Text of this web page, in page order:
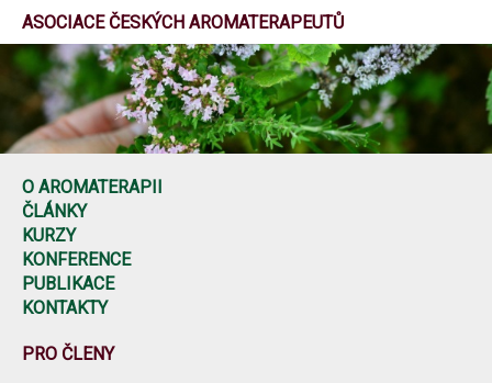
ASOCIACE ČESKÝCH AROMATERAPEUTŮ
O AROMATERAPII
ČLÁNKY
KURZY
KONFERENCE
PUBLIKACE
KONTAKTY
PRO ČLENY